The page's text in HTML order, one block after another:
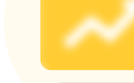
Deposit CASHCAT & Win
Share 500000 CASHCAT prize pool